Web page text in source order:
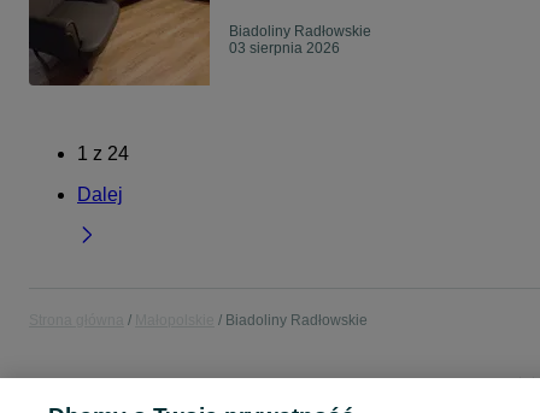
Biadoliny Radłowskie
03 sierpnia 2026
1 z 24
Dalej
Biadoliny Radłowskie